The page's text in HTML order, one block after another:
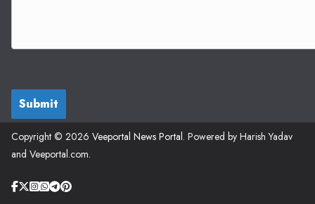
Submit
Copyright © 2026 Veeportal News Portal. Powered by Harish Yadav
and Veeportal.com.